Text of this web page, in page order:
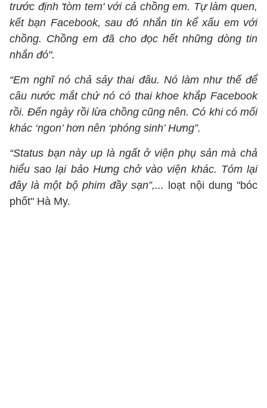
trước định 'tòm tem' với cả chồng em. Tự làm quen,
kết bạn Facebook, sau đó nhắn tin kể xấu em với
chồng. Chồng em đã cho đọc hết những dòng tin
nhắn đó".
“Em nghĩ nó chả sảy thai đâu. Nó làm như thế để
câu nước mắt chứ nó có thai khoe khắp Facebook
rồi. Đến ngày rồi lừa chồng cũng nên. Có khi có mối
khác ‘ngon’ hơn nên ‘phóng sinh’ Hưng”.
“Status bạn này up là ngất ở viện phụ sản mà chả
hiểu sao lại bảo Hưng chở vào viện khác. Tóm lại
đây là một bộ phim đầy sạn”,...
loạt nội dung "bóc
phốt" Hà My.